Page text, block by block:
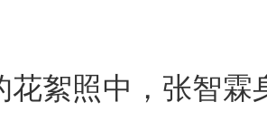
照中，张智霖